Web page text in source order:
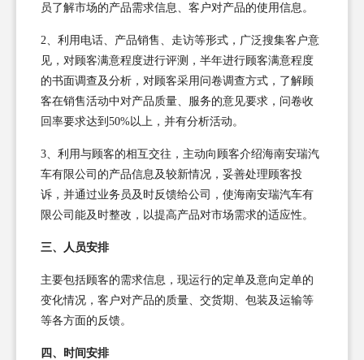
员了解市场的产品需求信息、客户对产品的使用信息。
2、利用电话、产品销售、走访等形式，广泛搜集客户意
见，对顾客满意程度进行评测，半年进行顾客满意程度
的书面调查及分析，对顾客采用问卷调查方式，了解顾
客在销售活动中对产品质量、服务的意见要求，问卷收
回率要求达到50%以上，并有分析活动。
3、利用与顾客的相互交往，主动向顾客介绍海南安瑞汽
车有限公司的产品信息及较新情况，妥善处理顾客投
诉，并通过业务员及时反馈给公司，使海南安瑞汽车有
限公司能及时整改，以提高产品对市场需求的适应性。
三、人员安排
主要包括顾客的需求信息，现运行的定单及意向定单的
变化情况，客户对产品的质量、交货期、包装及运输等
等各方面的反馈。
四、时间安排